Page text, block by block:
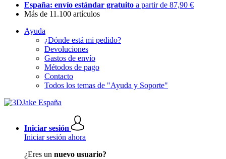
España: envío estándar gratuito a partir de 87,90 €
Más de 11.100 artículos
Ayuda
¿Dónde está mi pedido?
Devoluciones
Gastos de envío
Métodos de pago
Contacto
Todos los temas de "Ayuda y Soporte"
Iniciar sesión
Iniciar sesión ahora
¿Eres un nuevo usuario?